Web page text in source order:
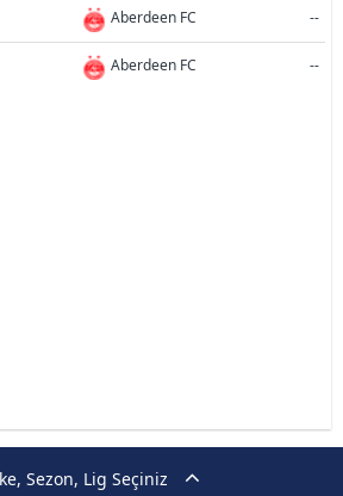
Sezon, Lig Seçiniz
Aberdeen FC --
Aberdeen FC --